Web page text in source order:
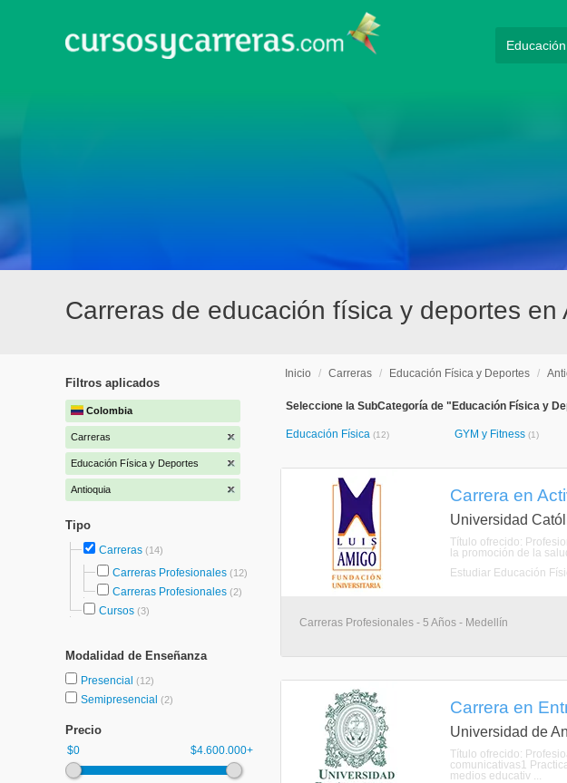
Carreras de educación física y deportes en
Filtros aplicados
Colombia
Carreras
Educación Física y Deportes
Antioquia
Tipo
Carreras (14)
Carreras Profesionales (12)
Carreras Profesionales (2)
Cursos (3)
Modalidad de Enseñanza
Presencial (12)
Semipresencial (2)
Precio
$0 $4.600.000+
Inicio / Carreras / Educación Física y Deportes /
Seleccione la SubCategoría de "Educación Física y
Educación Física (12) GYM y Fitness (1)
Carrera en
Universidad
Título ofrecido:
la promoción de la
Estudiar Educación
Carreras Profesionales - 5 Años - Medellín
Carrera en
Universidad de
Título ofrecido:
comunicativas1
medios educativ ...